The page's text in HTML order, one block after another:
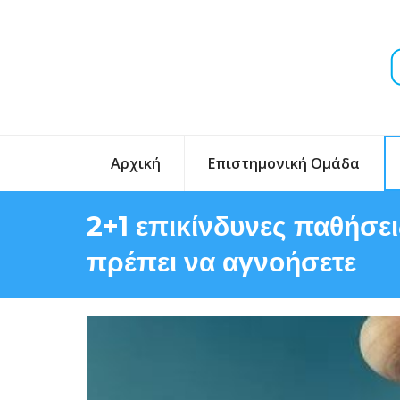
Αρχική Επιστημονική Ομάδα
2+1 επικίνδυνες
πρέπει να αγνοήσετε